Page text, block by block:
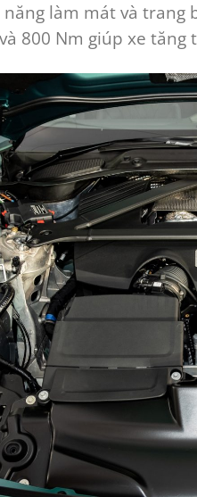
làm mát và
800 Nm giúp xe tăng